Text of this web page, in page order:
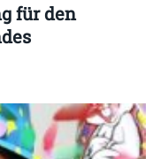
für den